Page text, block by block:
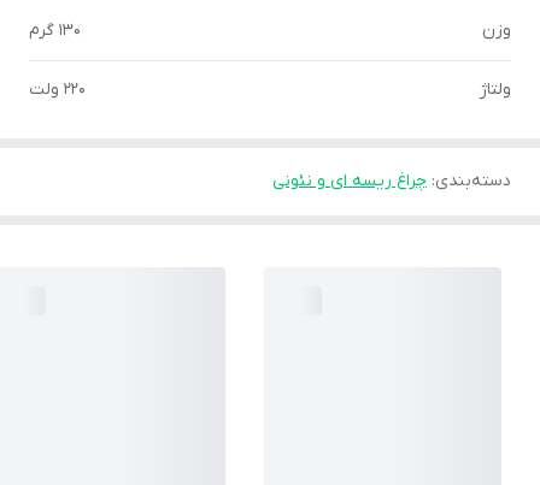
وزن 130 گرم
ولتاژ 220 ولت
دسته‌بندی: چراغ ریسه ای و نئونی